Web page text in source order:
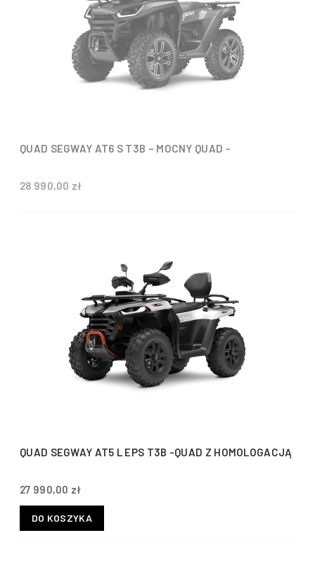
QUAD SEGWAY AT6 S T3B – MOCNY QUAD -
28 990,00 zł
QUAD SEGWAY AT5 L EPS T3B -QUAD Z HOMOLOGACJĄ
27 990,00 zł
DO KOSZYKA